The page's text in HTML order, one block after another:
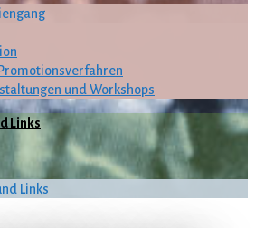
und Workshops
Links
Links